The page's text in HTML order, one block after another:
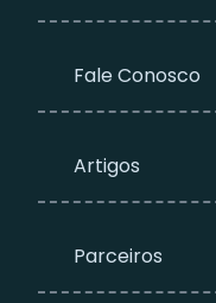
Fale Conosco
Artigos
Parceiros